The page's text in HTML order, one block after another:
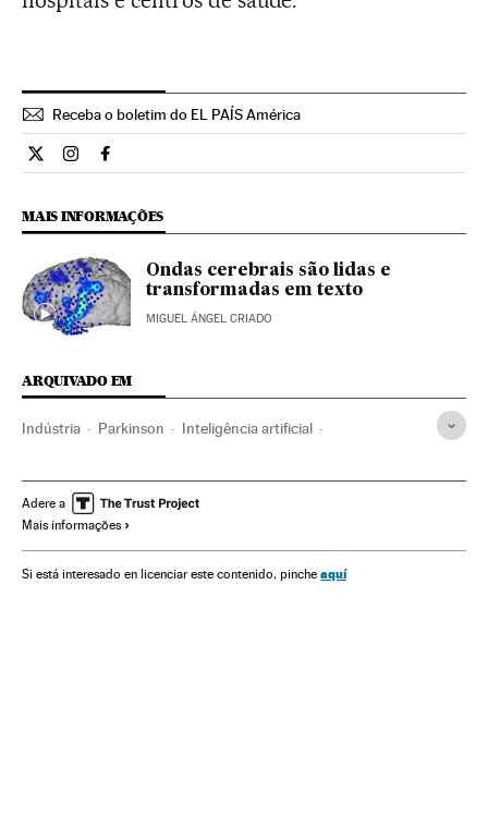
Receba o boletim do EL PAÍS América
Ciencia El País Brasil en Twitter
Ciencia El País Brasil en Instagram
Ciencia El País Brasil en Facebook
MAIS INFORMAÇÕES
Ondas cerebrais são lidas e
transformadas em texto
MIGUEL ÁNGEL CRIADO
ARQUIVADO EM
Indústria Parkinson Inteligência artificial
Doenças Medicina Informática
Adere a
Mais informações
Si está interesado en licenciar este contenido, pinche aquí